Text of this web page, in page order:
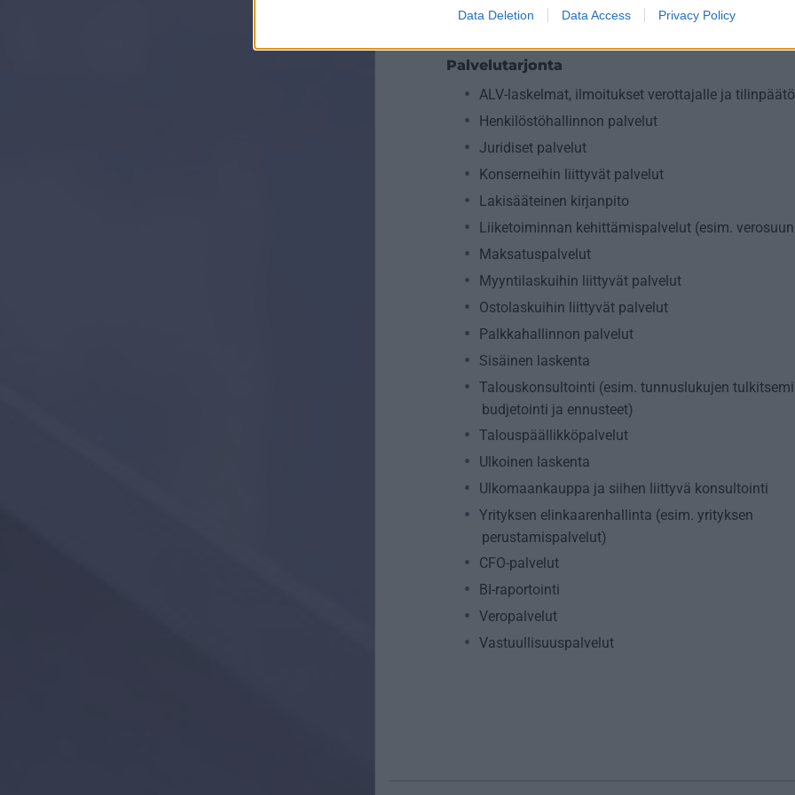
Data Deletion Data Access Privacy Policy
Palvelutarjonta
ALV-laskelmat, ilmoitukset verottajalle ja
Henkilöstöhallinnon palvelut
Juridiset palvelut
Konserneihin liittyvät palvelut
Lakisääteinen kirjanpito
Liiketoiminnan kehittämispalvelut (esim.
Maksatuspalvelut
Myyntilaskuihin liittyvät palvelut
Ostolaskuihin liittyvät palvelut
Palkkahallinnon palvelut
Sisäinen laskenta
Talouskonsultointi (esim. tunnuslukujen
budjetointi ja ennusteet)
Talouspäällikköpalvelut
Ulkoinen laskenta
Ulkomaankauppa ja siihen liittyvä konsultointi
Yrityksen elinkaarenhallinta (esim. yrityksen
perustamispalvelut)
CFO-palvelut
BI-raportointi
Veropalvelut
Vastuullisuuspalvelut